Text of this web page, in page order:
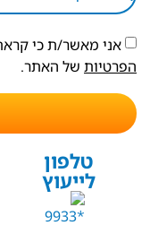
אני מאשר/ת כי
הפרטיות של האתר.
טלפון
לייעוץ